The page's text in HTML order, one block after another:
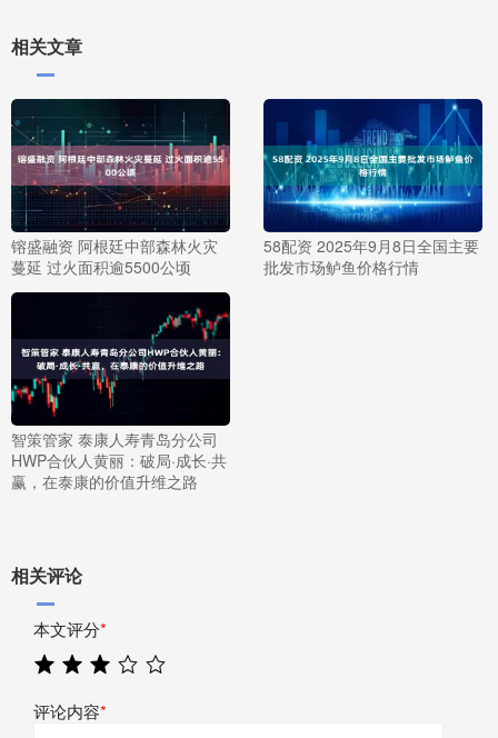
相关文章
镕盛融资 阿根廷中部森林火灾
蔓延 过火面积逾5500公顷
58配资 2025年9月8日全国主要
批发市场鲈鱼价格行情
智策管家 泰康人寿青岛分公司
HWP合伙人黄丽：破局·成长·共
赢，在泰康的价值升维之路
相关评论
本文评分*
评论内容*